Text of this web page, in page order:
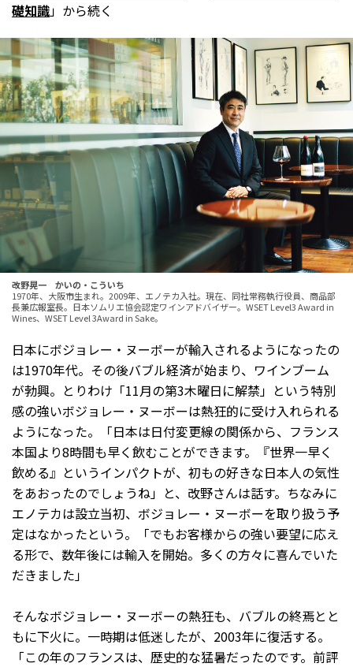
礎知識」から続く
改野晃一 かいの・こういち
1970年、大阪市生まれ。2009年、エノテカ入社。現在、同社常務執行役員、商品部
長兼広報室長。日本ソムリエ協会認定ワインアドバイザー。WSET Level3 Award in
Wines、WSET Level 3Award in Sake。
日本にボジョレー・ヌーボーが輸入されるようになったの
は1970年代。その後バブル経済が始まり、ワインブーム
が勃興。とりわけ「11月の第3木曜日に解禁」という特別
感の強いボジョレー・ヌーボーは熱狂的に受け入れられる
ようになった。「日本は日付変更線の関係から、フランス
本国より8時間も早く飲むことができます。『世界一早く
飲める』というインパクトが、初もの好きな日本人の気性
をあおったのでしょうね」と、改野さんは話す。ちなみに
エノテカは設立当初、ボジョレー・ヌーボーを取り扱う予
定はなかったという。「でもお客様からの強い要望に応え
る形で、数年後には輸入を開始。多くの方々に喜んでいた
だきました」
そんなボジョレー・ヌーボーの熱狂も、バブルの終焉とと
もに下火に。一時期は低迷したが、2003年に復活する。
「この年のフランスは、歴史的な猛暑だったのです。前評